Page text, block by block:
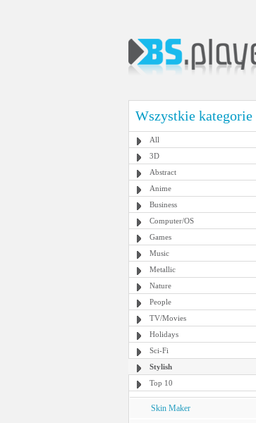
Wszystkie kategorie
All
3D
Abstract
Anime
Business
Computer/OS
Games
Music
Metallic
Nature
People
TV/Movies
Holidays
Sci-Fi
Stylish
Top 10
Skin Maker